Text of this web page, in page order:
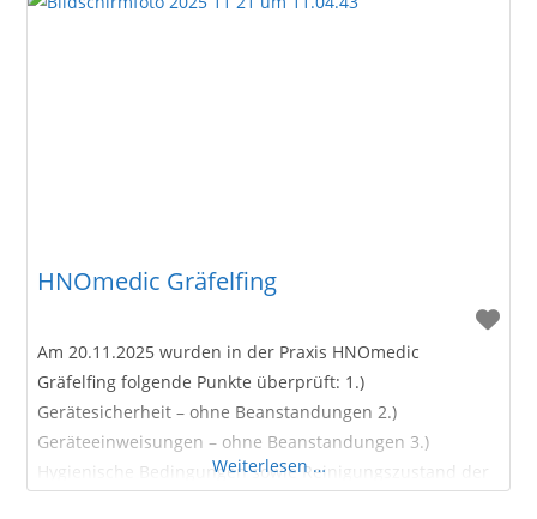
HNOmedic Gräfelfing
Am 20.11.2025 wurden in der Praxis HNOmedic
Gräfelfing folgende Punkte überprüft: 1.)
Gerätesicherheit – ohne Beanstandungen 2.)
Geräteeinweisungen – ohne Beanstandungen 3.)
Hygienische Bedingungen sowie Reinigungszustand der
Weiterlesen …